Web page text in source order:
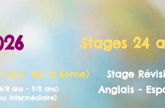
Stages 24
ans, MS à 6ème)
ans - 9/11 ans)
intermédiaire)
Stage
Anglais -